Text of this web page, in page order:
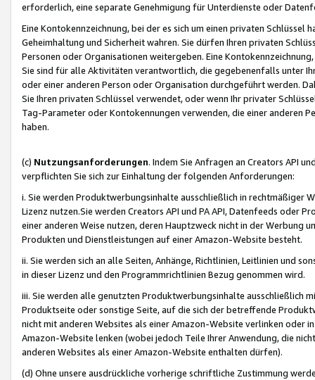
erforderlich, eine separate Genehmigung für Unterdienste oder
Eine Kontokennzeichnung, bei der es sich um einen privaten
Geheimhaltung und Sicherheit wahren. Sie dürfen Ihren privaten
Personen oder Organisationen weitergeben. Eine
Sie sind für alle Aktivitäten verantwortlich, die gegebenenfalls unter
oder einer anderen Person oder Organisation durchgeführt werden.
Sie Ihren privaten Schlüssel verwendet, oder wenn Ihr privater
Tag-Parameter oder Kontokennungen verwenden, die einer anderen
haben.
(c) Nutzungsanforderungen. Indem Sie Anfragen an Creators API
verpflichten Sie sich zur Einhaltung der folgenden Anforderungen:
i. Sie werden Produktwerbungsinhalte ausschließlich in rechtmäßiger
Lizenz nutzen.Sie werden Creators API und PA API, Datenfeeds oder
einer anderen Weise nutzen, deren Hauptzweck nicht in der Werbung
Produkten und Dienstleistungen auf einer Amazon-Website besteht.
ii. Sie werden sich an alle Seiten, Anhänge, Richtlinien, Leitlinien und
in dieser Lizenz und den Programmrichtlinien Bezug genommen wird.
iii. Sie werden alle genutzten Produktwerbungsinhalte ausschließlich
Produktseite oder sonstige Seite, auf die sich der betreffende
nicht mit anderen Websites als einer Amazon-Website verlinken oder
Amazon-Website lenken (wobei jedoch Teile Ihrer Anwendung, die
anderen Websites als einer Amazon-Website enthalten dürfen).
(d) Ohne unsere ausdrückliche vorherige schriftliche Zustimmung